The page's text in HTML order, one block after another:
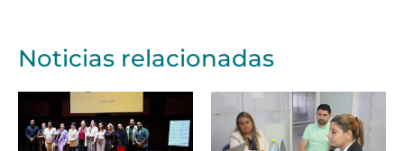
Noticias relacionadas